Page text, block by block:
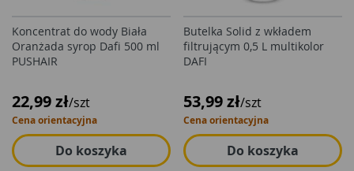
Koncentrat do wody Biała
Oranżada syrop Dafi 500 ml
PUSHAIR
22,99 zł/szt
Cena orientacyjna
Do koszyka
Butelka Solid z wkładem
filtrującym 0,5 L multikolor
DAFI
53,99 zł/szt
Cena orientacyjna
Do koszyka